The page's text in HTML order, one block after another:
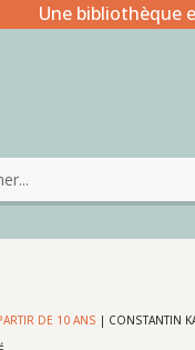
Une bibliothèque
DE 10 ANS | CONSTANTIN